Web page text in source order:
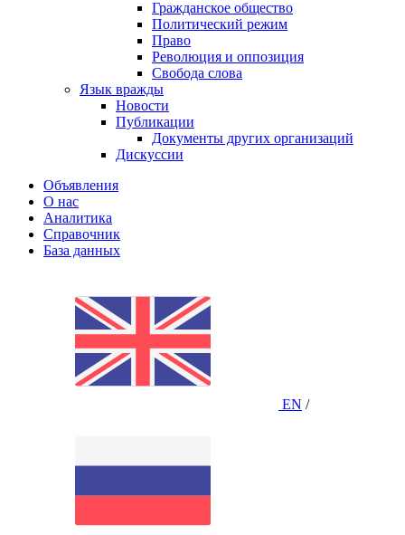
Гражданское общество
Политический режим
Право
Революция и оппозиция
Свобода слова
Язык вражды
Новости
Публикации
Документы других организаций
Дискуссии
Объявления
О нас
Аналитика
Справочник
База данных
EN /